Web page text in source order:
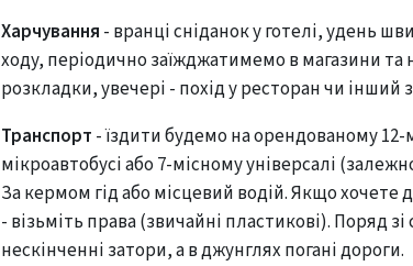
Харчування - вранці сніданок у готелі, удень
ходу, періодично заїжджатимемо в магазини та
розкладки, увечері - похід у ресторан чи інший
Транспорт - їздити будемо на орендованому 12-
мікроавтобусі або 7-місному універсалі
За кермом гід або місцевий водій. Якщо хочете
- візьміть права (звичайні пластикові). Поряд
нескінченні затори, а в джунглях погані дороги.